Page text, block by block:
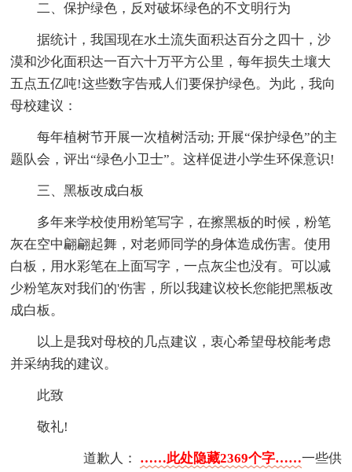
二、保护绿色，反对破坏绿色的不文明行为
据统计，我国现在水土流失面积达百分之四十，沙
漠和沙化面积达一百六十万平方公里，每年损失土壤大
五点五亿吨!这些数字告戒人们要保护绿色。为此，我向
母校建议：
每年植树节开展一次植树活动; 开展“保护绿色”的主
题队会，评出“绿色小卫士”。这样促进小学生环保意识!
三、黑板改成白板
多年来学校使用粉笔写字，在擦黑板的时候，粉笔
灰在空中翩翩起舞，对老师同学的身体造成伤害。使用
白板，用水彩笔在上面写字，一点灰尘也没有。可以减
少粉笔灰对我们的'伤害，所以我建议校长您能把黑板改
成白板。
以上是我对母校的几点建议，衷心希望母校能考虑
并采纳我的建议。
此致
敬礼!
道歉人： ……此处隐藏2369个字……一些供